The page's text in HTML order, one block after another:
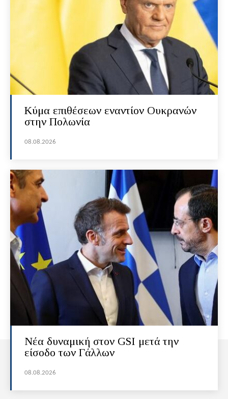
Κύμα επιθέσεων εναντίον Ουκρανών
στην Πολωνία
08.08.2026
Νέα δυναμική στον GSI μετά την
είσοδο των Γάλλων
08.08.2026